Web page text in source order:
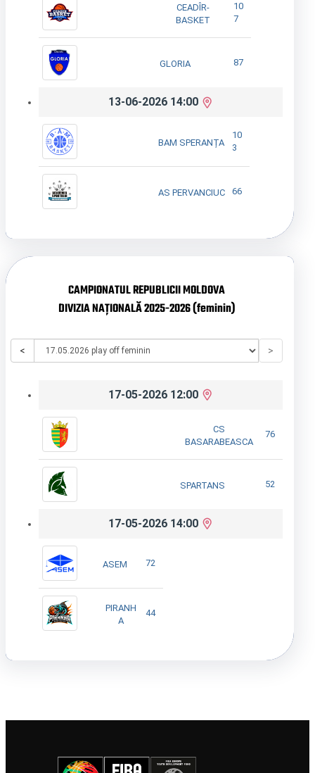
CEADÎR-
BASKET
10
7
GLORIA 87
13-06-2026 14:00
BAM SPERANȚA
10
3
AS PERVANCIUC 66
CAMPIONATUL REPUBLICII MOLDOVA
DIVIZIA NAȚIONALĂ 2025-2026 (feminin)
< >
17-05-2026 12:00
CS
BASARABEASCA
76
SPARTANS 52
17-05-2026 14:00
ASEM 72
PIRANH
A
44